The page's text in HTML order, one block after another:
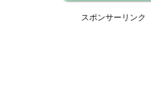
スポンサーリンク